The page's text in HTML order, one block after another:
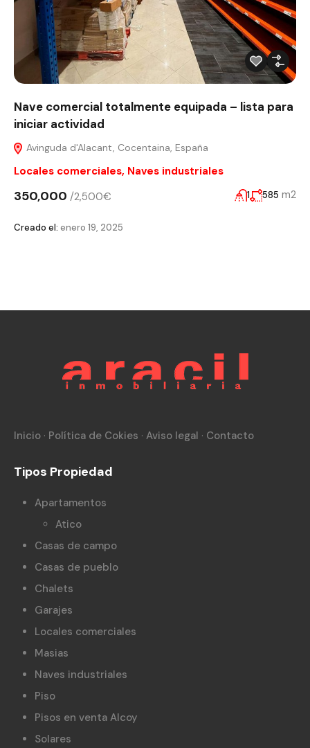
Nave comercial totalmente equipada – lista para
iniciar actividad
Avinguda d'Alacant, Cocentaina, España
Locales comerciales, Naves industriales
350,000 /2,500€ 1 585 m2
Creado el: enero 19, 2025
Inicio · Política de Cokies · Aviso legal · Contacto
Tipos Propiedad
Apartamentos
Atico
Casas de campo
Casas de pueblo
Chalets
Garajes
Locales comerciales
Masias
Naves industriales
Piso
Pisos en venta Alcoy
Solares